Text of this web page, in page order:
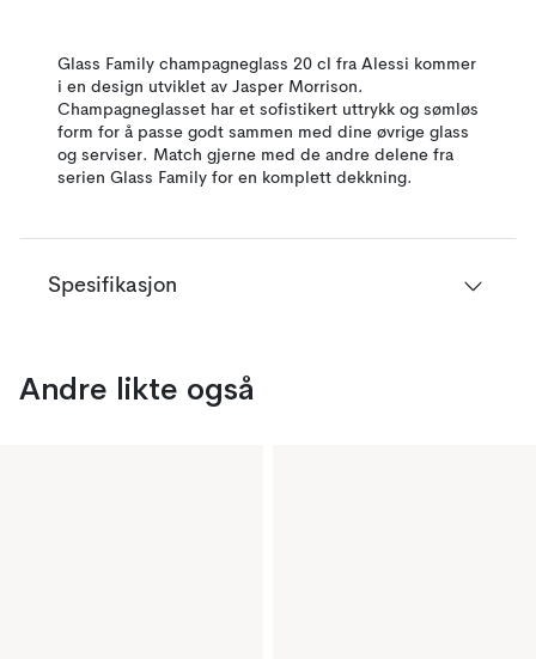
Glass Family champagneglass 20 cl fra Alessi kommer
i en design utviklet av Jasper Morrison.
Champagneglasset har et sofistikert uttrykk og sømløs
form for å passe godt sammen med dine øvrige glass
og serviser. Match gjerne med de andre delene fra
serien Glass Family for en komplett dekkning.
Spesifikasjon
Andre likte også